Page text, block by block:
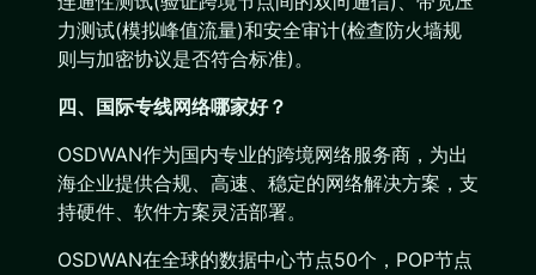
力测试(模拟峰值流量)和安全审计(检查防火墙规
则与加密协议是否符合标准)。
四、国际专线网络哪家好？
OSDWAN作为国内专业的跨境网络服务商，为出
海企业提供合规、高速、稳定的网络解决方案，支
持硬件、软件方案灵活部署。
OSDWAN在全球的数据中心节点50个，POP节点